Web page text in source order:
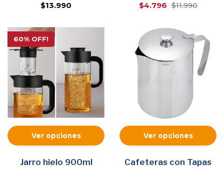
$13.990 $4.796 $11.990
Ver opciones
60% OFF!
Jarro hielo 900ml
Ver opciones
Cafeteras con Tapas